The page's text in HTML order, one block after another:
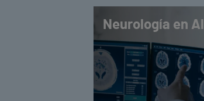
Neurología en